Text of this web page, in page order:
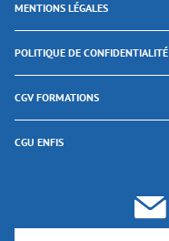
MENTIONS LÉGALES
POLITIQUE DE CONFIDENTIALITÉ
CGV FORMATIONS
CGU ENFIS